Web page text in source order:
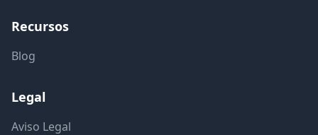
Recursos
Blog
Legal
Aviso Legal